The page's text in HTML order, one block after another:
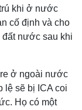
khi ở nước
cố định và cho
nước sau khi
ở ngoài nước
lệ sẽ bị ICA coi
Họ có một